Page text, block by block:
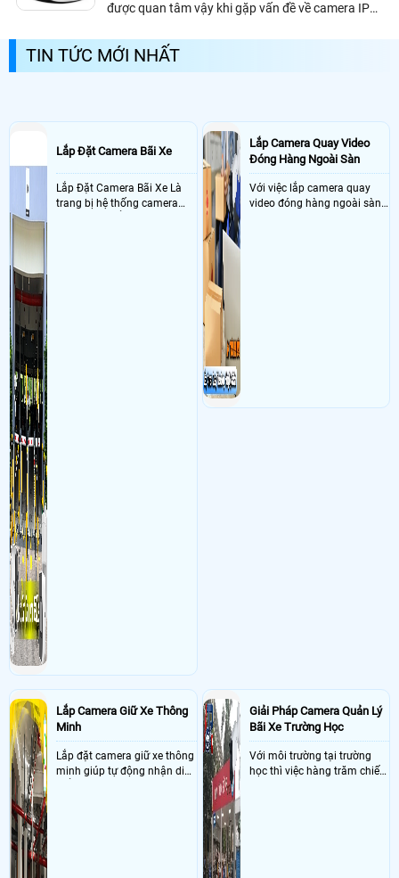
được quan tâm vậy khi gặp vấn đề về camera IP
TIN TỨC MỚI NHẤT
Lắp Đặt Camera Bãi Xe
Lắp Đặt Camera Bãi Xe Là
trang bị hệ thống camera
Lắp Camera Quay Video
Đóng Hàng Ngoài Sàn
Với việc lắp camera quay
video đóng hàng ngoài sàn
Lắp Camera Giữ Xe Thông
Minh
Lắp đặt camera giữ xe thông
minh giúp tự động nhận diện
Giải Pháp Camera Quản Lý
Bãi Xe Trường Học
Với môi trường tại trường
học thì việc hàng trăm chiếc